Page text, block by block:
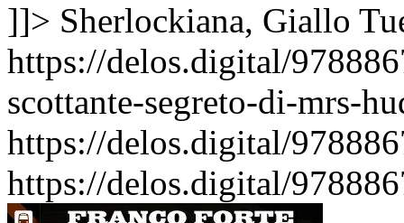
]]> Sherlockiana, Giallo
https://delos.digital/
scottante-segreto-di-mrs-
https://delos.digital/
https://delos.digital/